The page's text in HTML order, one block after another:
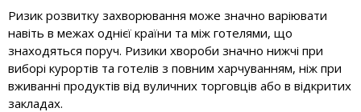
Ризик розвитку захворювання може значно варіювати
навіть в межах однієї країни та між готелями, що
знаходяться поруч. Ризики хвороби значно нижчі при
виборі курортів та готелів з повним харчуванням, ніж при
вживанні продуктів від вуличних торговців або в відкритих
закладах.